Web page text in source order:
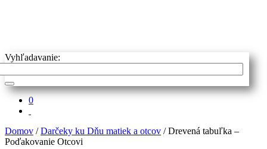
Vyhľadavanie:
0
Domov /Darčeky ku Dňu matiek a otcov / Drevená tabuľka –
Poďakovanie Otcovi